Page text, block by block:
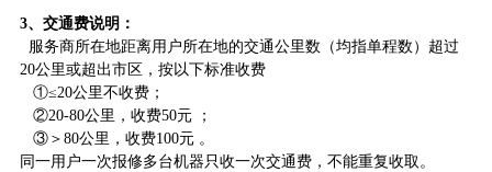
3、交通费说明：
服务商所在地距离用户所在地的交通公里数（均指单程数）超过
20公里或超出市区，按以下标准收费
①≤20公里不收费；
②20-80公里，收费50元
；
③＞80公里，收费100元 。
同一用户一次报修多台机器只收一次交通费，不能重复收取。